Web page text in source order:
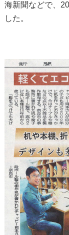
海新聞などで、
した。